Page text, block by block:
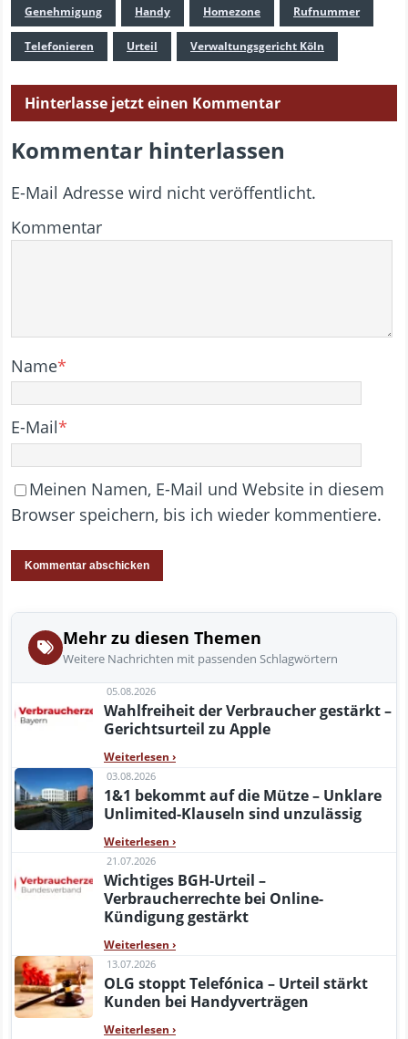
Genehmigung Handy Homezone Rufnummer
Telefonieren Urteil Verwaltungsgericht Köln
Hinterlasse jetzt einen Kommentar
Kommentar hinterlassen
E-Mail Adresse wird nicht veröffentlicht.
Kommentar
Name*
E-Mail*
Meinen Namen, E-Mail und Website in diesem
Browser speichern, bis ich wieder kommentiere.
Mehr zu diesen Themen
Weitere Nachrichten mit passenden Schlagwörtern
05.08.2026
Wahlfreiheit der Verbraucher gestärkt –
Gerichtsurteil zu Apple
Weiterlesen ›
03.08.2026
1&1 bekommt auf die Mütze – Unklare
Unlimited-Klauseln sind unzulässig
Weiterlesen ›
21.07.2026
Wichtiges BGH-Urteil –
Verbraucherrechte bei Online-
Kündigung gestärkt
Weiterlesen ›
13.07.2026
OLG stoppt Telefónica – Urteil stärkt
Kunden bei Handyverträgen
Weiterlesen ›